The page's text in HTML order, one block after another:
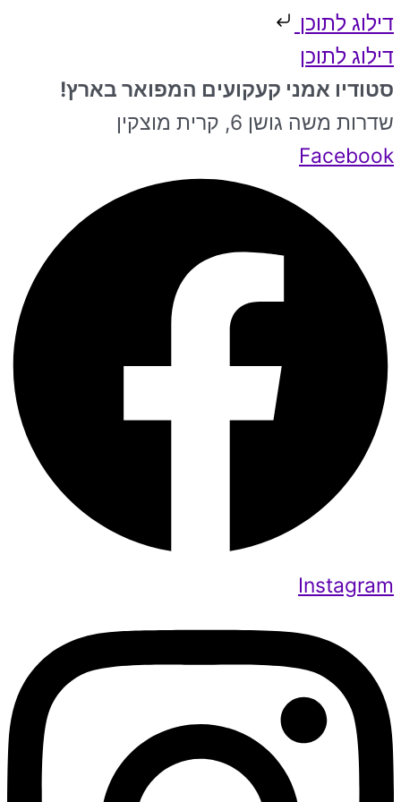
דילוג לתוכן
דילוג לתוכן
סטודיו אמני קעקועים המפואר בארץ!
שדרות משה גושן 6, קרית מוצקין
Facebook
Instagram